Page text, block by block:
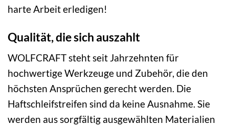
harte Arbeit erledigen!
Qualität, die sich auszahlt
WOLFCRAFT steht seit Jahrzehnten für
hochwertige Werkzeuge und Zubehör, die den
höchsten Ansprüchen gerecht werden. Die
Haftschleifstreifen sind da keine Ausnahme. Sie
werden aus sorgfältig ausgewählten Materialien